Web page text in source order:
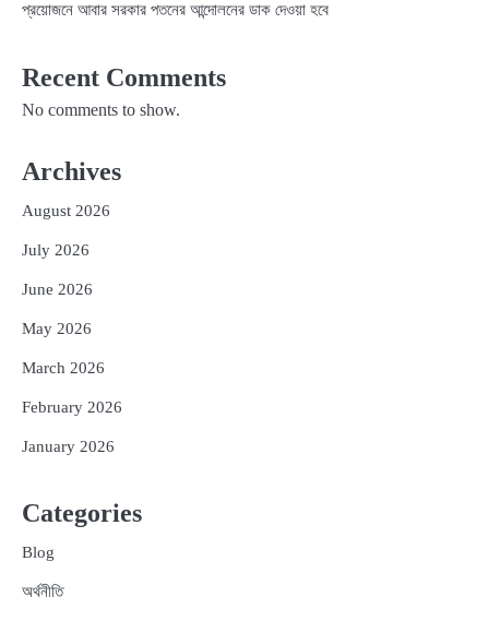
প্রয়োজনে আবার সরকার পতনের আন্দোলনের ডাক দেওয়া হবে
Recent Comments
No comments to show.
Archives
August 2026
July 2026
June 2026
May 2026
March 2026
February 2026
January 2026
Categories
Blog
অর্থনীতি